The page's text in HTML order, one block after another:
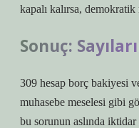
kapalı kalırsa,
Sonuç:
309 hesap borç bakiyesi
muhasebe meselesi gibi
bu sorunun aslında